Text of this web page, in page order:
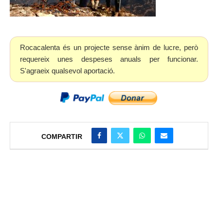
Rocacalenta és un projecte sense ànim de lucre, però
requereix unes despeses anuals per funcionar.
S'agraeix qualsevol aportació.
COMPARTIR